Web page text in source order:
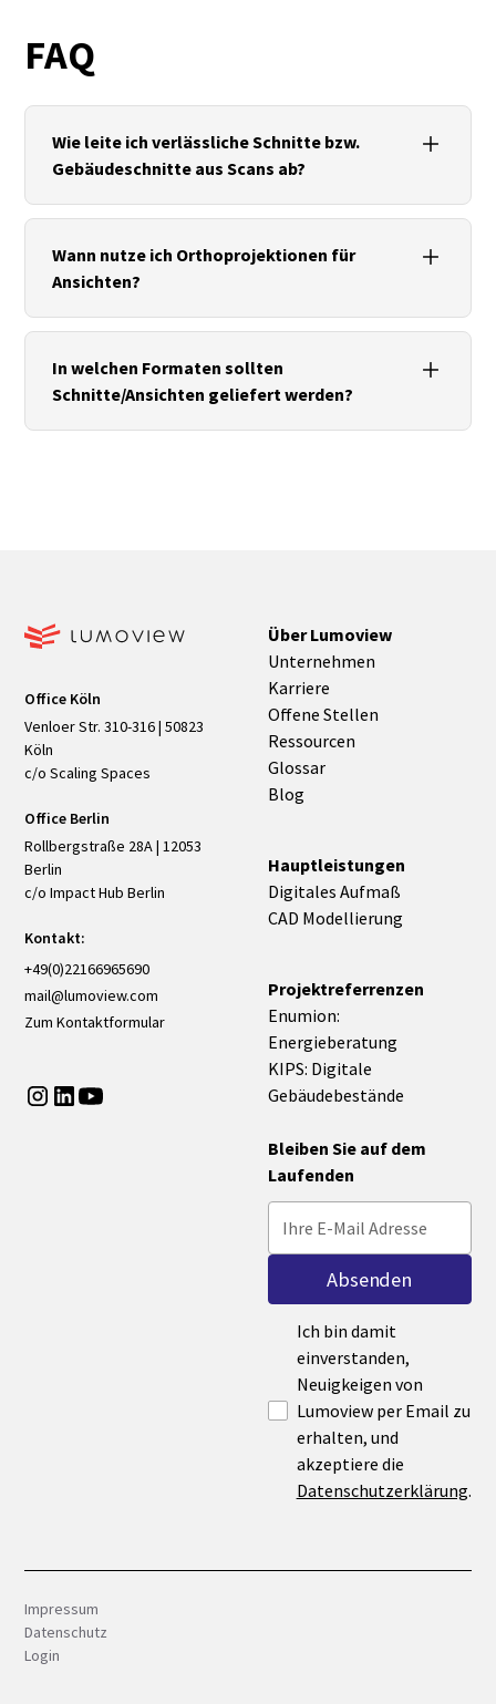
FAQ
Wie leite ich verlässliche Schnitte bzw.
Gebäudeschnitte aus Scans ab?
Punktwolke referenzieren (E57/LAS/LAZ),
Schnittebenen definieren, Bauteile modellieren;
QA mit Check‑Points/RMS und dokumentierten
Wann nutze ich Orthoprojektionen für
Ansichten?
Bei hoher Genauigkeit in der Fassadenmaßkette,
Öffnungslisten und Abwicklungen;
Orthoprojektionen liefern verzerrungsfreie Basis.
In welchen Formaten sollten
Schnitte/Ansichten geliefert werden?
Office Köln
Venloer Str. 310-316 | 50823
Köln
c/o Scaling Spaces
Office Berlin
Rollbergstraße 28A | 12053
Berlin
c/o Impact Hub Berlin
Kontakt:
+49(0)22166965690
mail@lumoview.com
Zum Kontaktformular
Über Lumoview
Unternehmen
Karriere
Offene Stellen
Ressourcen
Glossar
Blog
Hauptleistungen
Digitales Aufmaß
CAD Modellierung
Projektreferrenzen
Enumion:
Energieberatung
KIPS: Digitale
Gebäudebestände
Bleiben Sie auf dem
Laufenden
Ich bin damit
einverstanden,
Neuigkeigen von
Lumoview per Email zu
erhalten, und
akzeptiere die
Datenschutzerklärung.
Impressum
Datenschutz
Login